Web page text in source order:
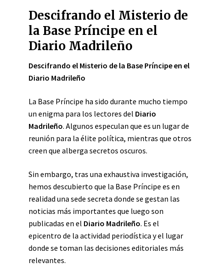
Descifrando el Misterio de
la Base Príncipe en el
Diario Madrileño
Descifrando el Misterio de la Base Príncipe en el
Diario Madrileño
La Base Príncipe ha sido durante mucho tiempo
un enigma para los lectores del Diario
Madrileño. Algunos especulan que es un lugar de
reunión para la élite política, mientras que otros
creen que alberga secretos oscuros.
Sin embargo, tras una exhaustiva investigación,
hemos descubierto que la Base Príncipe es en
realidad una sede secreta donde se gestan las
noticias más importantes que luego son
publicadas en el Diario Madrileño. Es el
epicentro de la actividad periodística y el lugar
donde se toman las decisiones editoriales más
relevantes.